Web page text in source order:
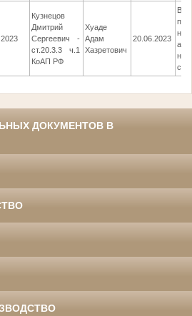
Кузнецов
Дмитрий
Сергеевич -
ст.20.3.3 ч.1
КоАП РФ
Хуаде
Адам
Хазретович
20.06.2023
ДОКУМЕНТОВ В